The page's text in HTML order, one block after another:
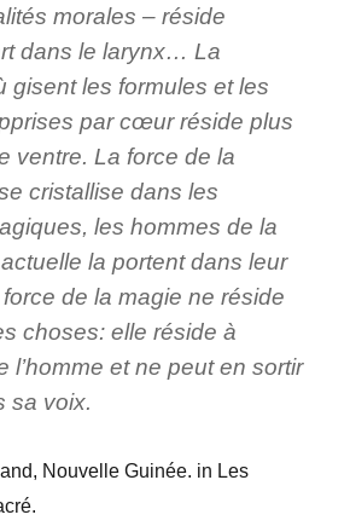
morales – réside
dans le larynx… La
gisent les formules et les
par cœur réside plus
ventre. La force de la
cristallise dans les
les hommes de la
la portent dans leur
de la magie ne réside
choses: elle réside à
l’homme et ne peut en sortir
sa voix.
Nouvelle Guinée. in Les